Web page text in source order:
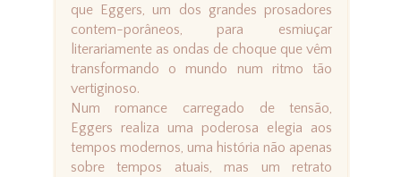
que Eggers, um dos grandes prosadores
contem-porâneos, para esmiuçar
literariamente as ondas de choque que vêm
transformando o mundo num ritmo tão
vertiginoso.
Num romance carregado de tensão,
Eggers realiza uma poderosa elegia aos
tempos modernos, uma história não apenas
sobre tempos atuais, mas um retrato